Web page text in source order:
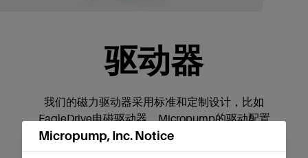
驱动器
我们的磁力驱动器采用标准和定制设计，比如
EagleDrive电磁驱动器。Micropump的驱动配置
旨在满足OEM和工业应用的特定性能要求。
Micropump, Inc. Notice